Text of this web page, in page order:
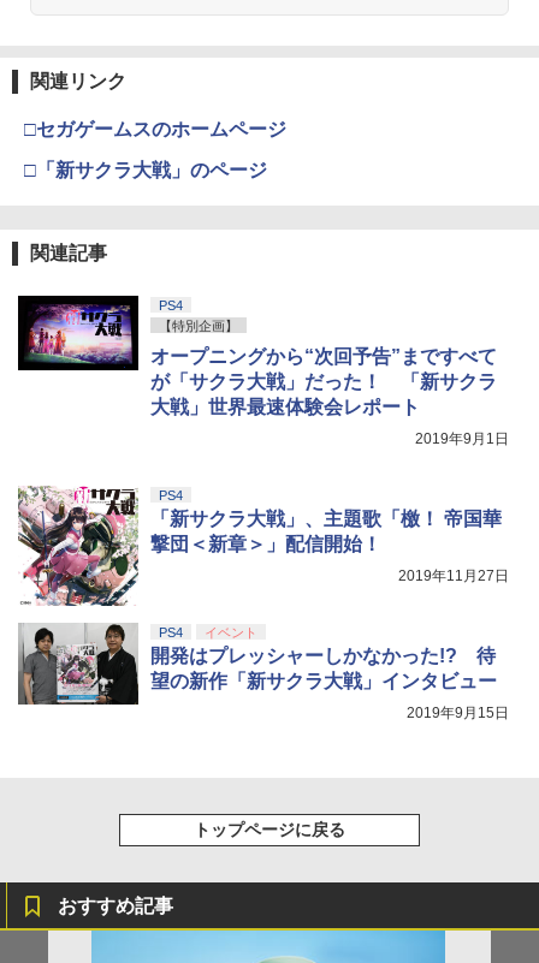
関連リンク
□セガゲームスのホームページ
□「新サクラ大戦」のページ
関連記事
PS4
【特別企画】
オープニングから“次回予告”まですべて
が「サクラ大戦」だった！ 「新サクラ
大戦」世界最速体験会レポート
2019年9月1日
PS4
「新サクラ大戦」、主題歌「檄！ 帝国華
撃団＜新章＞」配信開始！
2019年11月27日
PS4 イベント
開発はプレッシャーしかなかった!? 待
望の新作「新サクラ大戦」インタビュー
2019年9月15日
トップページに戻る
おすすめ記事